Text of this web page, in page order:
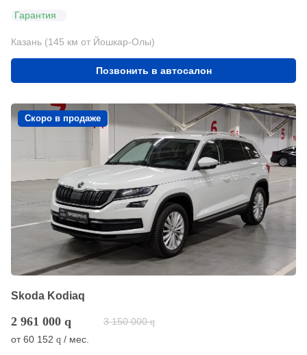
Гарантия
Казань (145 км от Йошкар-Олы)
Позвонить в автосалон
Скоро в продаже
Skoda Kodiaq
2 961 000 q 3 150 000 q
от60 152 q / мес.